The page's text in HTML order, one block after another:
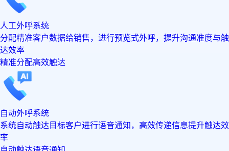
人工外呼系统
分配精准客户数据给销售，进行预览式外呼，提升沟通准度与触
达效率
精准分配高效触达
自动外呼系统
系统自动触达目标客户进行语音通知，高效传递信息提升触达效
率